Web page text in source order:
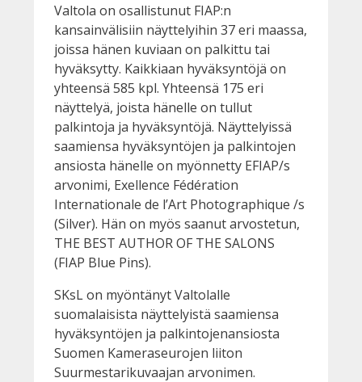
Valtola on osallistunut FIAP:n
kansainvälisiin näyttelyihin 37 eri maassa,
joissa hänen kuviaan on palkittu tai
hyväksytty. Kaikkiaan hyväksyntöjä on
yhteensä 585 kpl. Yhteensä 175 eri
näyttelyä, joista hänelle on tullut
palkintoja ja hyväksyntöjä. Näyttelyissä
saamiensa hyväksyntöjen ja palkintojen
ansiosta hänelle on myönnetty EFIAP/s
arvonimi, Exellence Fédération
Internationale de l’Art Photographique /s
(Silver). Hän on myös saanut arvostetun,
THE BEST AUTHOR OF THE SALONS
(FIAP Blue Pins).
SKsL on myöntänyt Valtolalle
suomalaisista näyttelyistä saamiensa
hyväksyntöjen ja palkintojenansiosta
Suomen Kameraseurojen liiton
Suurmestarikuvaajan arvonimen.